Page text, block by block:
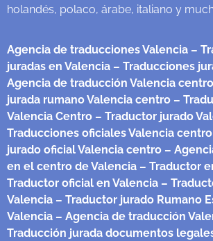
holandés, polaco, árabe, italiano y
Agencia de traducciones Valencia –
juradas en Valencia – Traducciones
Agencia de traducción Valencia centro
jurada rumano Valencia centro –
Valencia Centro – Traductor jurado
Traducciones oficiales Valencia centro
jurado oficial Valencia centro –
en el centro de Valencia – Traductor
Traductor oficial en Valencia –
Valencia – Traductor jurado Rumano
Valencia – Agencia de traducción
Traducción jurada documentos